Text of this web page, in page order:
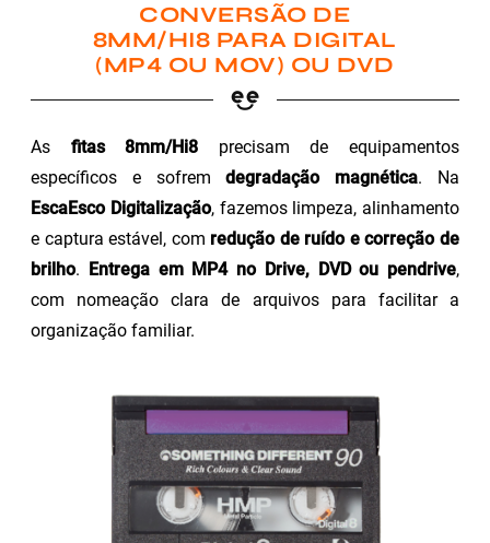
CONVERSÃO DE
8MM/HI8 PARA DIGITAL
(MP4 OU MOV) OU DVD
As fitas 8mm/Hi8 precisam de equipamentos
específicos e sofremdegradação magnética. Na
EscaEsco Digitalização, fazemos limpeza, alinhamento
e captura estável, com redução de ruído e correção de
brilho. Entrega em MP4 no Drive, DVD ou pendrive,
com nomeação clara de arquivos para facilitar a
organização familiar.